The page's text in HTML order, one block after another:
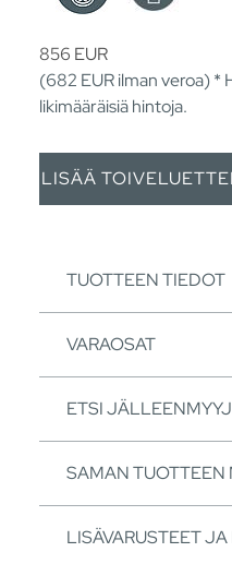
856 EUR
(682 EURilman veroa) *
likimääräisiä hintoja.
LISÄÄ
TUOTTEEN TIEDOT
VARAOSAT
ETSI
SAMAN TUOTTEEN
LISÄVARUSTEET